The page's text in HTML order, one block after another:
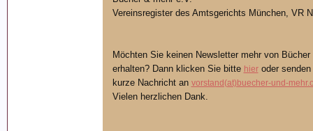
Vereinsregister des Amtsgerichts München, VR
Möchten Sie keinen Newsletter mehr von
erhalten? Dann klicken Sie bitte hieroder senden
kurze Nachricht an vorstand(at)buecher-und-
Vielen herzlichen Dank.